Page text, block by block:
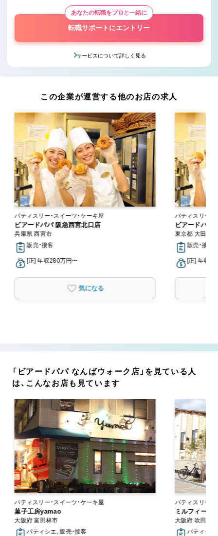
あなたの転職をプロと一緒に
転職サポートにエントリー
サービスについて詳しく見る
この企業が運営する他のお店の求人
パティスリー・スイーツ・ケーキ屋
ビアードパパ 阪急西宮北口店
兵庫県 西宮市
販売・接客
[正] 年収280万円〜
気になる
パティスリー・
ビアードパパ
東京都 大田区
販売・接客
[正] 年収
「ビアードパパ なんばウォーク店」を見ている人
は、こんなお店も見ています
パティスリー・スイーツ・ケーキ屋
菓子工房yamao
大阪府 富田林市
パティシエ, 販売・接客
パティスリー・
ミルフィーユ（
大阪府 吹田市
パティシエ